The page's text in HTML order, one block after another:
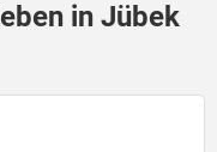
in Jübek